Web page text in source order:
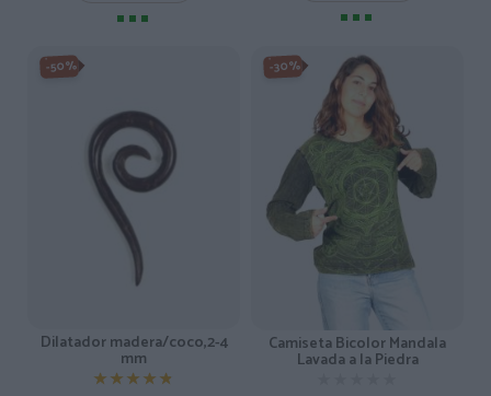
-50%
Dilatador madera/coco,2-4
mm
★★★★★
★★★★★
-30%
Camiseta Bicolor Mandala
Lavada a la Piedra